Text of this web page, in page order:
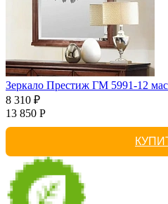
Зеркало Престиж ГМ 5991-12
8 310 ₽
13 850 Р